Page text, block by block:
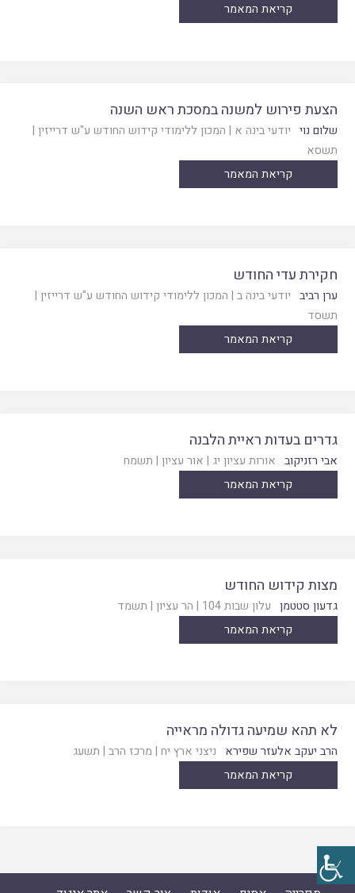
קריאת המאמר
הצעת פירוש למשנה במסכת ראש השנה
שלום נוי יודעי בינה א | המכון ללימודי קידוש החודש ע"ש דרייזין |
תשסא
קריאת המאמר
חקירת עדי החודש
ערן רביב יודעי בינה ב | המכון ללימודי קידוש החודש ע"ש דרייזין |
תשסד
קריאת המאמר
גדרים בעדות ראיית הלבנה
אבי רזניקוב אורות עציון יג | אור עציון | תשמח
קריאת המאמר
מצות קידוש החודש
גדעון סטטמן עלון שבות 104 | הר עציון | תשמד
קריאת המאמר
לא תהא שמיעה גדולה מראייה
הרב יעקב אלעזר שפירא ניצני ארץ יח | מרכז הרב | תשעג
קריאת המאמר